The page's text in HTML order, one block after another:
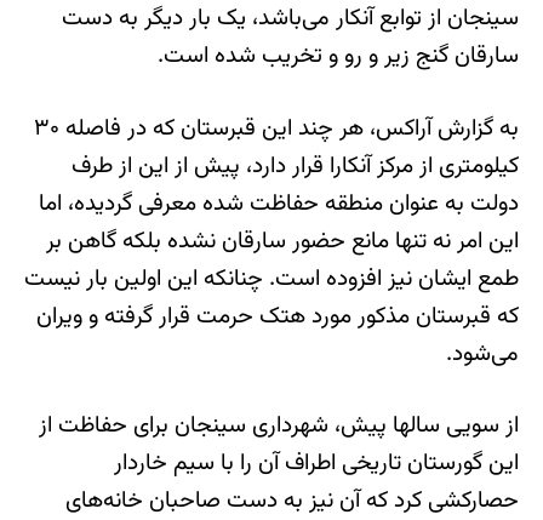
سینجان از توابع آنکار می‌باشد، یک بار دیگر به دست
سارقان گنج زیر و رو و تخریب شده است.
به گزارش آراکس، هر چند این قبرستان که در فاصله ۳۰
کیلومتری از مرکز آنکارا قرار دارد، پیش از این از طرف
دولت به عنوان منطقه حفاظت شده معرفی گردیده، اما
این امر نه تنها مانع حضور سارقان نشده بلکه گاهن بر
طمع ایشان نیز افزوده است. چنانکه این اولین بار نیست
که قبرستان مذکور مورد هتک حرمت قرار گرفته و ویران
می‌شود.
از سویی سالها پیش، شهرداری سینجان برای حفاظت از
این گورستان تاریخی اطراف آن را با سیم خاردار
حصارکشی کرد که آن نیز به دست صاحبان خانه‌های